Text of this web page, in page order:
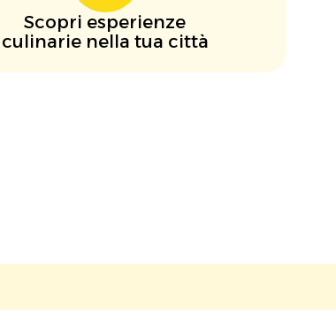
Scopri esperienze
culinarie nella tua città